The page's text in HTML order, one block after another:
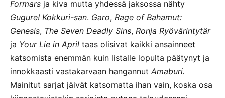
Formars ja kiva mutta yhdessä jaksossa nähty
Gugure! Kokkuri-san. Garo, Rage of Bahamut:
Genesis, The Seven Deadly Sins, Ronja Ryövärintytär
ja Your Lie in April taas olisivat kaikki ansainneet
katsomista enemmän kuin listalle lopulta päätynyt ja
innokkaasti vastakarvaan hangannut Amaburi.
Mainitut sarjat jäivät katsomatta ihan vain, koska osa